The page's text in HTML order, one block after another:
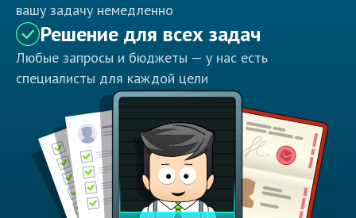
вашу задачу немедленно
Решение для всех задач
Любые запросы и бюджеты — у нас есть
специалисты для каждой цели